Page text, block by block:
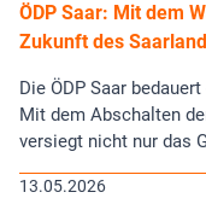
ÖDP Saar: Mit dem
Zukunft des
Die ÖDP Saar
Mit dem Abschalten
versiegt nicht nur das
13.05.2026